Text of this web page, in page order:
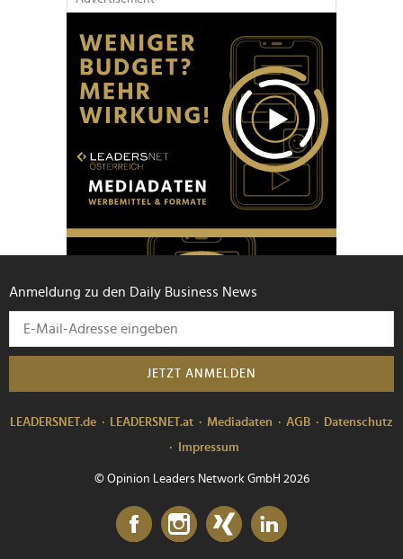
Anmeldung zu den Daily Business News
JETZT ANMELDEN
LEADERSNET.de LEADERSNET.at Mediadaten AGB
Datenschutz
Impressum
© Opinion Leaders Network GmbH 2026